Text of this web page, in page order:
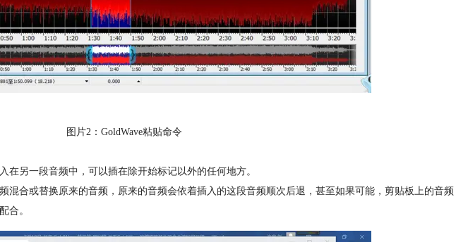
图片2：GoldWave粘贴命令
在另一段音频中，可以插在除开始标记以外的任何地方。
混合或替换原来的音频，原来的音频会依着插入的这段音频顺次后退，甚至如果可能，剪贴板上的音频
合。